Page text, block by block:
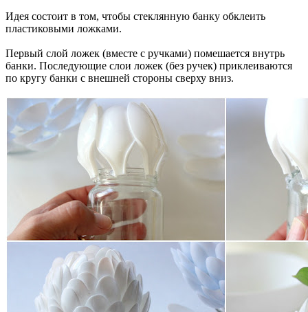
Идея состоит в том, чтобы стеклянную банку обклеить
пластиковыми ложками.
Первый слой ложек (вместе с ручками) помешается внутрь
банки. Последующие слои ложек (без ручек) приклеиваются
по кругу банки с внешней стороны сверху вниз.